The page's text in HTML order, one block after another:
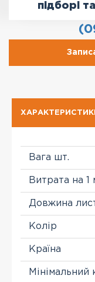
підборі
Вага шт.
Витрата на 1
Довжина
Колір
Країна
Мінімальний